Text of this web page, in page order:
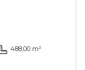
488,00 m²